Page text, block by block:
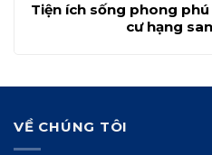
Tiện ích sống phong
cư hạng
VỀ CHÚNG TÔI